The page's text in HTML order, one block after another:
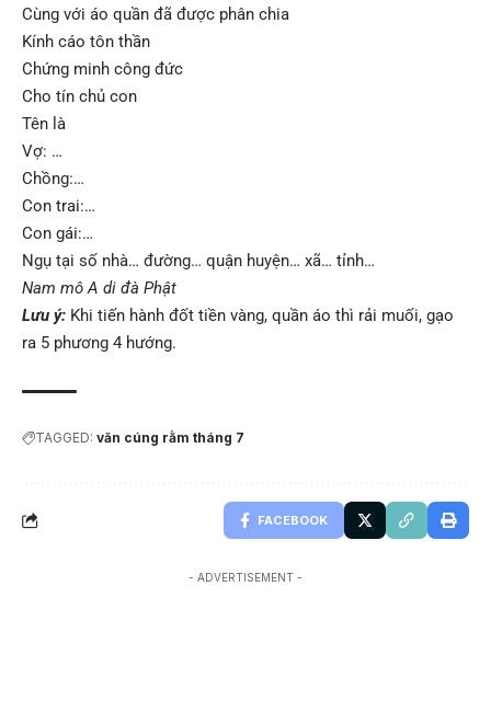
Cùng với áo quần đã được phân chia
Kính cáo tôn thần
Chứng minh công đức
Cho tín chủ con
Tên là
Vợ: …
Chồng:…
Con trai:…
Con gái:…
Ngụ tại số nhà… đường… quận huyện… xã… tỉnh…
Nam mô A di đà Phật
Lưu ý: Khi tiến hành đốt tiền vàng, quần áo thì rải muối, gạo
ra 5 phương 4 hướng.
TAGGED: văn cúng rằm tháng 7
FACEBOOK
- ADVERTISEMENT -